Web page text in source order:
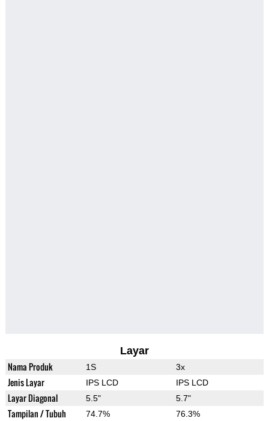
Layar
Nama Produk 1S 3x
Jenis Layar IPS LCD IPS LCD
Layar Diagonal 5.5" 5.7"
Tampilan / Tubuh 74.7% 76.3%